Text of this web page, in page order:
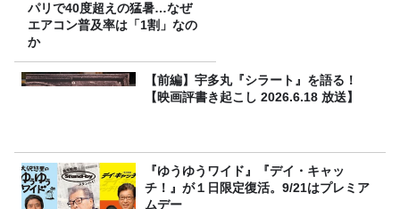
パリで40度超えの猛暑…なぜ
エアコン普及率は「1割」なの
か
【前編】宇多丸『シラート』を語る！
【映画評書き起こし 2026.6.18 放送】
『ゆうゆうワイド』『デイ・キャッ
チ！』が１日限定復活。9/21はプレミア
ムデー